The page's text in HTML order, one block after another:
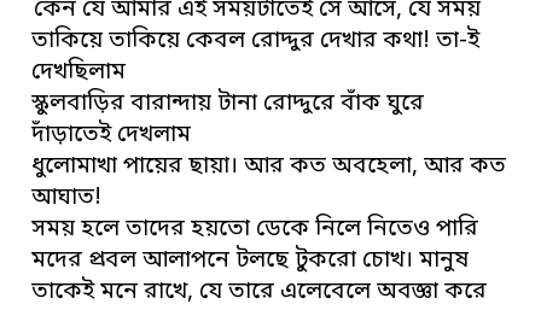
কেন যে আমার এই সময়টাতেই সে আসে, যে সময়
তাকিয়ে তাকিয়ে কেবল রোদ্দুর দেখার কথা! তা-ই
দেখছিলাম
স্কুলবাড়ির বারান্দায় টানা রোদ্দুরে বাঁক ঘুরে
দাঁড়াতেই দেখলাম
ধুলোমাখা পায়ের ছায়া। আর কত অবহেলা, আর কত
আঘাত!
সময় হলে তাদের হয়তো ডেকে নিলে নিতেও পারি
মদের প্রবল আলাপনে টলছে টুকরো চোখ। মানুষ
তাকেই মনে রাখে, যে তারে এলেবেলে অবজ্ঞা করে